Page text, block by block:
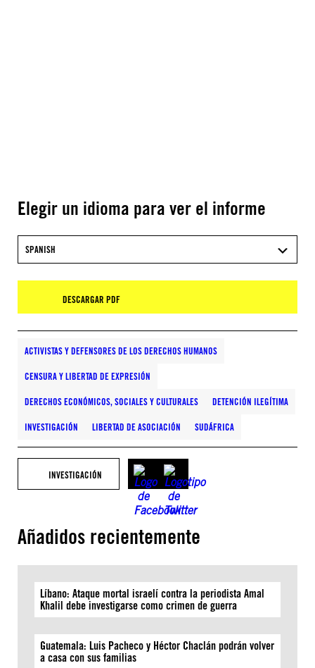
Elegir un idioma para ver el informe
SPANISH
DESCARGAR PDF
ACTIVISTAS Y DEFENSORES DE LOS DERECHOS HUMANOS
CENSURA Y LIBERTAD DE EXPRESIÓN
DERECHOS ECONÓMICOS, SOCIALES Y CULTURALES DETENCIÓN ILEGÍTIMA
INVESTIGACIÓN LIBERTAD DE ASOCIACIÓN SUDÁFRICA
INVESTIGACIÓN
Añadidos recientemente
Líbano: Ataque mortal israelí contra la periodista Amal
Khalil debe investigarse como crimen de guerra
Guatemala: Luis Pacheco y Héctor Chaclán podrán volver
a casa con sus familias